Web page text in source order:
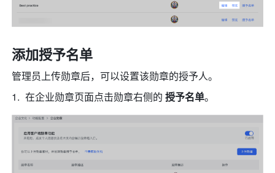
添加授予名单
管理员上传勋章后，可以设置该勋章的授予人。
在企业勋章页面点击勋章右侧的 授予名单。